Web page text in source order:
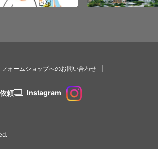
フォームショップへのお問い合わせ
頼 Instagram